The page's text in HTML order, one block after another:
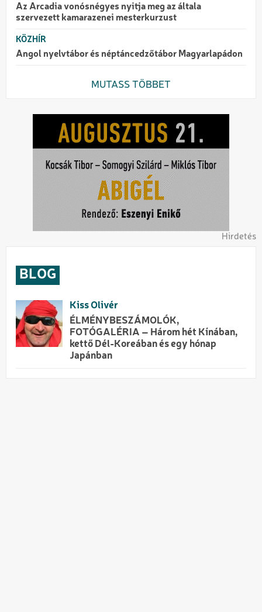
Az Arcadia vonósnégyes nyitja meg az általa
szervezett kamarazenei mesterkurzust
KÖZHÍR
Angol nyelvtábor és néptáncedzőtábor Magyarlapádon
MUTASS TÖBBET
Hirdetés
BLOG
Kiss Olivér
ÉLMÉNYBESZÁMOLÓK,
FOTÓGALÉRIA – Három hét Kínában,
kettő Dél-Koreában és egy hónap
Japánban